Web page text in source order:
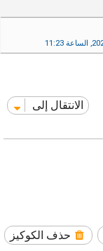
الانتقال إلى
حذف الكوكيز